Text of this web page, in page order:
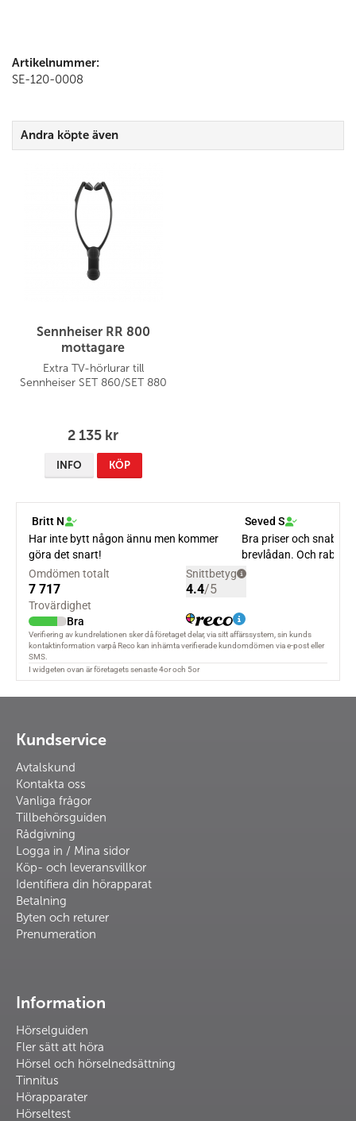
Artikelnummer:
SE-120-0008
Andra köpte även
Sennheiser RR 800
mottagare
Extra TV-hörlurar till
Sennheiser SET 860/SET 880
2 135 kr
INFO KÖP
Kundservice
Avtalskund
Kontakta oss
Vanliga frågor
Tillbehörsguiden
Rådgivning
Logga in / Mina sidor
Köp- och leveransvillkor
Identifiera din hörapparat
Betalning
Byten och returer
Prenumeration
Information
Hörselguiden
Fler sätt att höra
Hörsel och hörselnedsättning
Tinnitus
Hörapparater
Hörseltest